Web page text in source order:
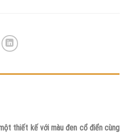
thiết kế với màu đen cổ điển cùng